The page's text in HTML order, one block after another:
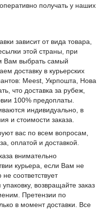
получать у наших
зависит от вида товара,
этой страны, при
Вам выбрать самый
доставку в курьерских
Meest, Укрпошта, Нова
что доставка за рубеж,
100% предоплаты.
индивидуально, в
и стоимости заказа.
вас по всем вопросам,
оплатой и доставкой.
внимательно
курьера, если Вам не
соответствует
возвращайте заказ
Претензии по
в момент доставки. Все